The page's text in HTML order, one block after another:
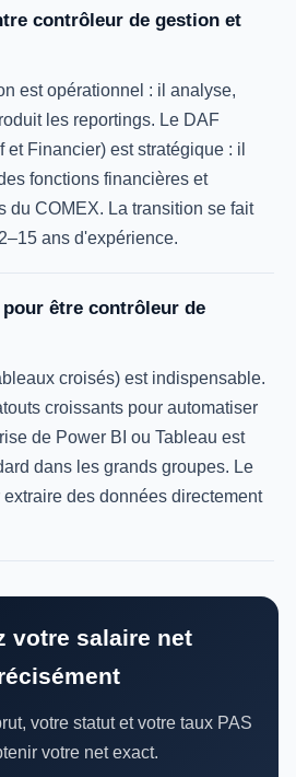
contrôleur de gestion et
est opérationnel : il analyse,
les reportings. Le DAF
et Financier) est stratégique : il
fonctions financières et
du COMEX. La transition se fait
ans d'expérience.
être contrôleur de
croisés) est indispensable.
croissants pour automatiser
de Power BI ou Tableau est
dans les grands groupes. Le
des données directement
votre salaire net
votre statut et votre taux PAS
votre net exact.